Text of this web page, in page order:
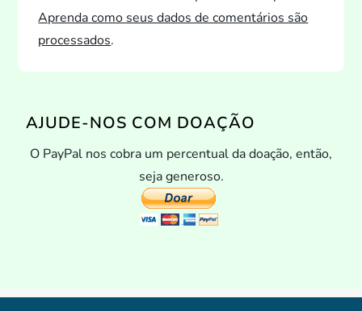
Aprenda como seus dados de comentários são
processados.
AJUDE-NOS COM DOAÇÃO
O PayPal nos cobra um percentual da doação, então,
seja generoso.